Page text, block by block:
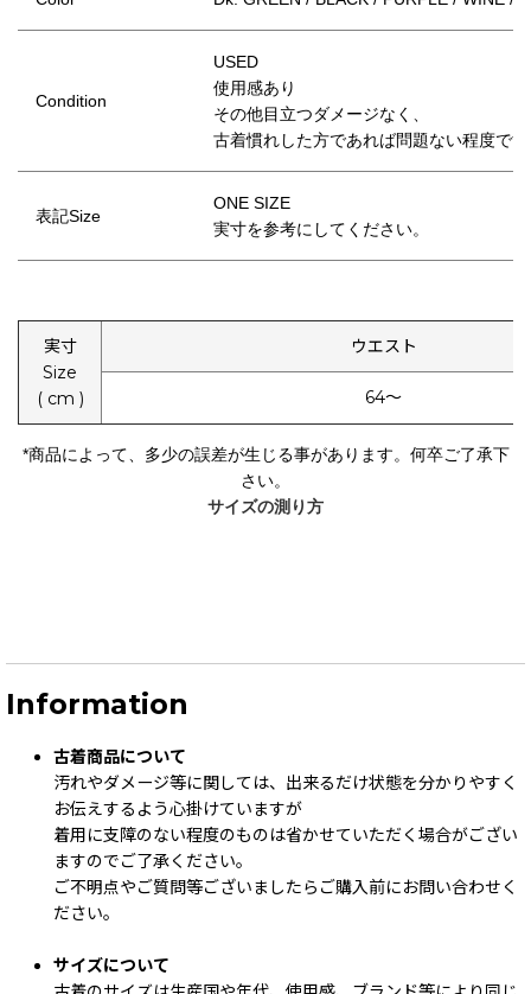
Condition
USED
使用感あり
その他目立つダメージなく、
古着慣れした方であれば問題ない程度で
表記Size
ONE SIZE
実寸を参考にしてください。
実寸
Size
( cm )
ウエスト
64〜
*商品によって、多少の誤差が生じる事があります。何卒ご了承下
さい。
サイズの測り方
Information
古着商品について
汚れやダメージ等に関しては、出来るだけ状態を分かりやすく
お伝えするよう心掛けていますが
着用に支障のない程度のものは省かせていただく場合がござい
ますのでご了承ください。
ご不明点やご質問等ございましたらご購入前にお問い合わせく
ださい。
サイズについて